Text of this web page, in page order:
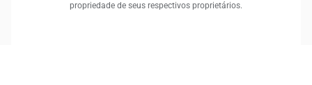
propriedade de seus respectivos proprietários.